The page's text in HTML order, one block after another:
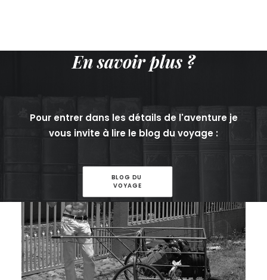
En savoir plus ?
Pour entrer dans les détails de l'aventure je
vous invite à lire le blog du voyage :
BLOG DU
VOYAGE